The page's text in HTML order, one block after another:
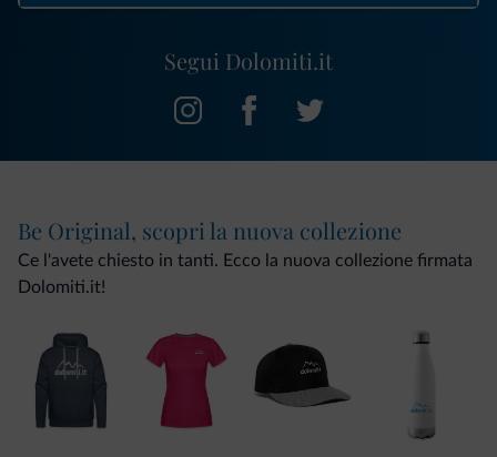
Segui Dolomiti.it
Be Original, scopri la nuova collezione
Ce l'avete chiesto in tanti. Ecco la nuova collezione firmata
Dolomiti.it!